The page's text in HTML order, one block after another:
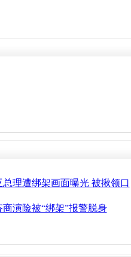
总理遭绑架画面曝光 被揪领口
商演险被“绑架”报警脱身